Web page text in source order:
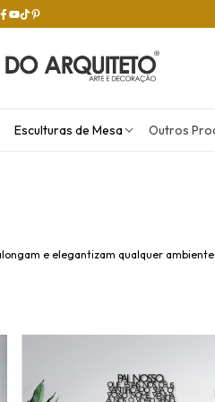
Esculturas de Mesa Outros
e elegantizam qualquer ambiente.